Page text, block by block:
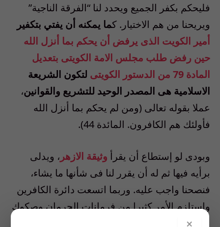
فليحكم بكفر الجميع ويحدد لنا “الفرقة الناجية”
ويريحنا من هم الاختيار. كما يمكنه أن يفتي بتكفير
أمير الكويت الذى يرفض أن يحكم بما أنزل الله
حين رفض طلب مجلس الامة الكويتى بتعديل
المادة 79 من الدستور الكويتى
لتكون الشريعة
الاسلامية هى المصدر الوحيد للتشريع والقوانين،
عملا بقوله تعالى (ومن لم يحكم بما أنزل الله
فأولئك هم الكافرون. المائدة 44).
وبودى لو إستطاع أن يقرأ وثيقة الازهر ، ويدلى
برأيه فيها ثم له أن يقرر لنا فى شأنها ما يشاء،
فنصحنا واجب عليه. وربما اتسعت دائرة الكافرين
واستلزم الأمر كثيرا من فرمانات الحرمان وصكوك
الغفران، وقررنا بناءا على نصيحته مغادرة زماننا
×